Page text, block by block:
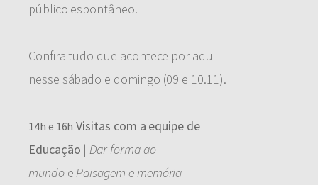
público espontâneo.
Confira tudo que acontece por aqui
nesse sábado e domingo (09 e 10.11).
14h e 16h Visitas com a equipe de
Educação |Dar forma ao
mundo ePaisagem e memória